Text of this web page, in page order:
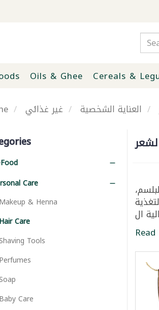
Oils & Ghee Cereals &
غير غذائي العناية الشخصية
Care
Makeup & Henna
Hair Care
Tools
Perfumes
Baby Care